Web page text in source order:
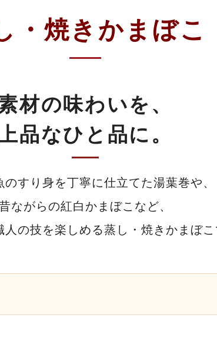
・焼きかまぼこ
材の味わいを、
品なひと品に。
すり身を丁寧に仕立てた湯葉巻や、
ながらの紅白かまぼこなど、
人の技を楽しめる蒸し・焼きかまぼ